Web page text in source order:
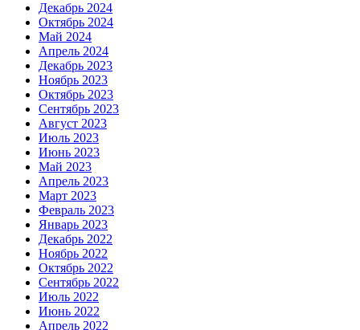
Декабрь 2024
Октябрь 2024
Май 2024
Апрель 2024
Декабрь 2023
Ноябрь 2023
Октябрь 2023
Сентябрь 2023
Август 2023
Июль 2023
Июнь 2023
Май 2023
Апрель 2023
Март 2023
Февраль 2023
Январь 2023
Декабрь 2022
Ноябрь 2022
Октябрь 2022
Сентябрь 2022
Июль 2022
Июнь 2022
Апрель 2022